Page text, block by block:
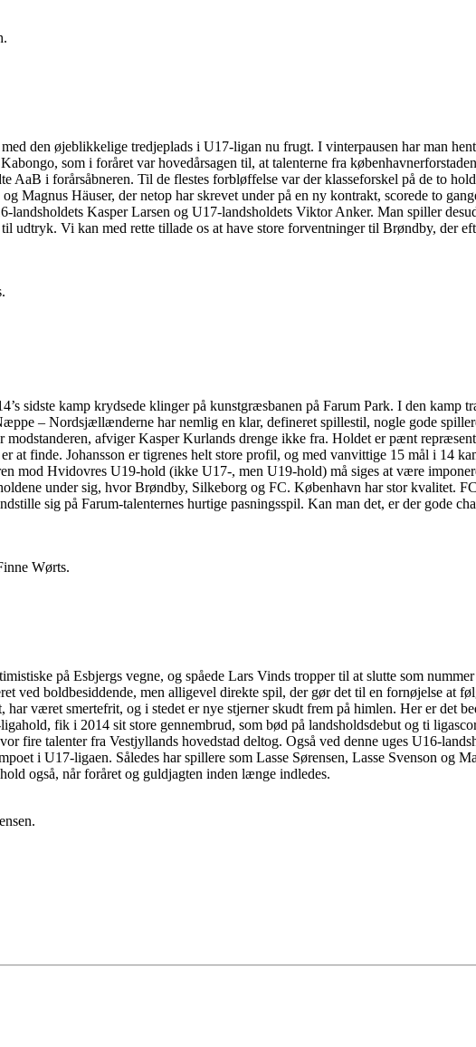
den øjeblikkelige tredjeplads i U17-ligan nu frugt. I vinterpausen har man
som i foråret var hovedårsagen til, at talenterne fra
AaB i forårsåbneren. Til de flestes forbløffelse var der klasseforskel på de to
Magnus Häuser, der netop har skrevet under på en ny kontrakt, scorede to
landsholdets Kasper Larsen og U17-landsholdets Viktor Anker. Man spiller
Vi kan med rette tillade os at have store forventninger til Brøndby, der
sidste kamp krydsede klinger på kunstgræsbanen på Farum Park. I den kamp
– Nordsjællænderne har nemlig en klar, defineret spillestil, nogle gode
afviger Kasper Kurlands drenge ikke fra. Holdet er pænt
at finde. Johansson er tigrenes helt store profil, og med vanvittige 15 mål i 14
mod Hvidovres U19-hold (ikke U17-, men U19-hold) må siges at være
under sig, hvor Brøndby, Silkeborg og FC. København har stor kvalitet.
sig på Farum-talenternes hurtige pasningsspil. Kan man det, er der gode
Wørts.
på Esbjergs vegne, og spåede Lars Vinds tropper til at slutte som
ved boldbesiddende, men alligevel direkte spil, der gør det til en fornøjelse at
været smertefrit, og i stedet er nye stjerner skudt frem på himlen. Her er det
fik i 2014 sit store gennembrud, som bød på landsholdsdebut og ti
fire talenter fra Vestjyllands hovedstad deltog. Også ved denne uges U16-
i U17-ligaen. Således har spillere som Lasse Sørensen, Lasse Svenson og
også, når foråret og guldjagten inden længe indledes.